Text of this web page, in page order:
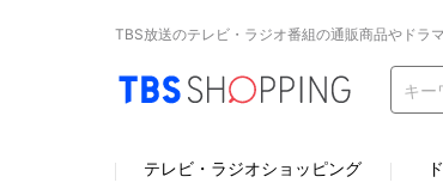
TBS放送のテレビ・ラジオ番組の通販商品やドラ
テレビ・ラジオショッピング